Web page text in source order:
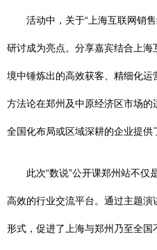
活动中，关于“上海互联网销
研讨成为亮点。分享嘉宾结合上
境中锤炼出的高效获客、精细化
方法论在郑州及中原经济区市场
全国化布局或区域深耕的企业提供
此次“数说”公开课郑州站不
高效的行业交流平台。通过主题
形式，促进了上海与郑州乃至全